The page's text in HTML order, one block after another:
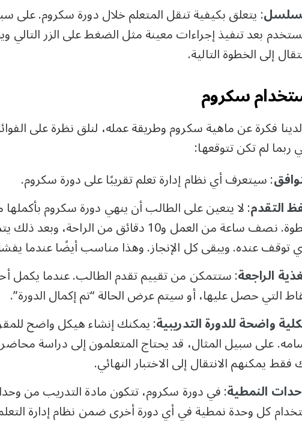
: يتعلق بكيفية تنقل المتعلم خلال دورة سكروم. على
بعد تنفيذ إجراءات معينة مثل الضغط على الزر التالي
إلى الخطوة التالية.
سكروم
فكرة عن ماهية سكروم وطريقة عمله، لنلق نظرة على
ربما لم تكن تتوقعها:
: سيتعرف أي نظام إدارة تعلم تقريبًا على دورة سكروم.
التقدم: لا يتعين على الطالب أن ينهي دورة سكروم
بخطوة. نصف ساعة من العمل و10 دقائق من
توقف عنده. ويبقى كل الإنجاز. وهذا مناسب أيضًا عندما يفشل
الراجعة: ستتمكن من تقييم تقدم الطالب. عندما يكمل
التي حصل عليها، أو سيتم عرض الحالة “تم إكمال الدورة”.
واضحة للدورة التدريبية: يمكنك إنشاء هيكل واضح
على سبيل المثال، قد يحتاج المتعلمون إلى دراسة
فقط يمكنهم الانتقال إلى الاختبار النهائي.
النمطية: في دورة سكروم، تتكون مادة التدريب من
كل وحدة نمطية في أي دورة أخرى ضمن نظام إدارة